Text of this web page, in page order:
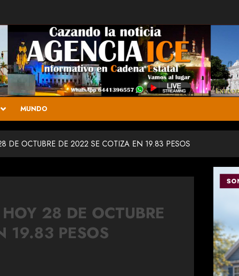
MUNDO
DE OCTUBRE DE 2022 SE COTIZA EN 19.83 PESOS
28 DE OCTUBRE
19.83 PESOS